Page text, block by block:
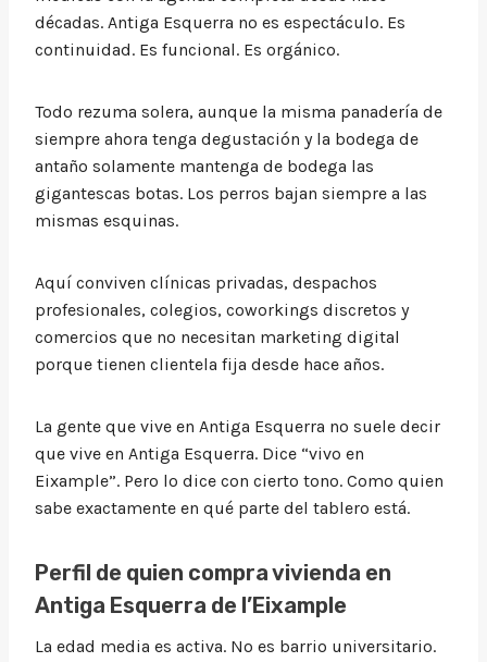
décadas. Antiga Esquerra no es espectáculo. Es
continuidad. Es funcional. Es orgánico.
Todo rezuma solera, aunque la misma panadería de
siempre ahora tenga degustación y la bodega de
antaño solamente mantenga de bodega las
gigantescas botas. Los perros bajan siempre a las
mismas esquinas.
Aquí conviven clínicas privadas, despachos
profesionales, colegios, coworkings discretos y
comercios que no necesitan marketing digital
porque tienen clientela fija desde hace años.
La gente que vive en Antiga Esquerra no suele decir
que vive en Antiga Esquerra. Dice “vivo en
Eixample”. Pero lo dice con cierto tono. Como quien
sabe exactamente en qué parte del tablero está.
Perfil de quien compra vivienda en
Antiga Esquerra de l’Eixample
La edad media es activa. No es barrio universitario.